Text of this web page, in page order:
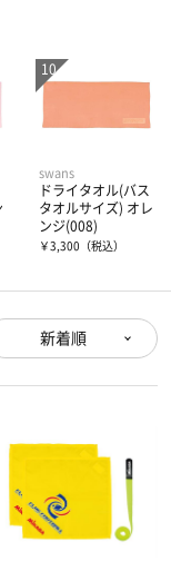
swans
ドライタオル(バス
タオルサイズ) オレ
ンジ(008)
￥3,300 （税込）
新着順